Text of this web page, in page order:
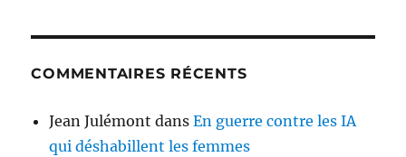
COMMENTAIRES RÉCENTS
Jean Julémont dansEn guerre contre les IA
qui déshabillent les femmes